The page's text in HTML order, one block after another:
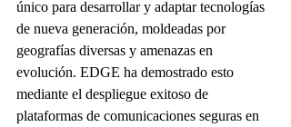
único para desarrollar y adaptar tecnologías
de nueva generación, moldeadas por
geografías diversas y amenazas en
evolución. EDGE ha demostrado esto
mediante el despliegue exitoso de
plataformas de comunicaciones seguras en